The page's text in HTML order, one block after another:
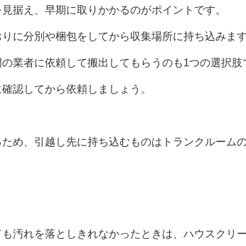
据え、早期に取りかかるのがポイントです。
に分別や梱包をしてから収集場所に持ち込みます
業者に依頼して搬出してもらうのも1つの選択肢
認してから依頼しましょう。
め、引越し先に持ち込むものはトランクルーム
汚れを落としきれなかったときは、ハウスクリ